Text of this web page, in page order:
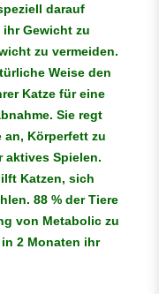
darauf
Gewicht zu
zu vermeiden.
Weise den
Katze für eine
Sie regt
Körperfett zu
aktives Spielen.
Katzen, sich
88 % der Tiere
von Metabolic zu
2 Monaten ihr